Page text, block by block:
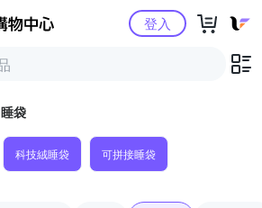
Yahoo購物中心登入
睡袋
科技絨睡袋 可拼接睡袋